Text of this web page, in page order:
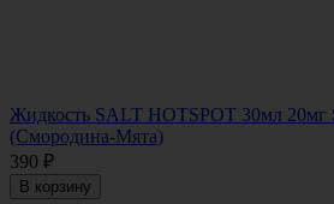
Жидкость SALT HOTSPOT 30мл
(Смородина-Мята)
390 ₽
В корзину